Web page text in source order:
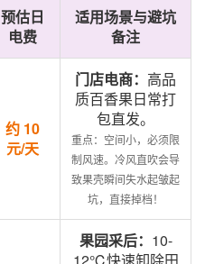
预估日
电费
适用场景与避坑
备注
约 10
元/天
门店电商： 高品
质百香果日常打
包直发。
重点：空间小，必须限
制风速。冷风直吹会导
致果壳瞬间失水起皱起
坑，直接掉档！
果园采后： 10-